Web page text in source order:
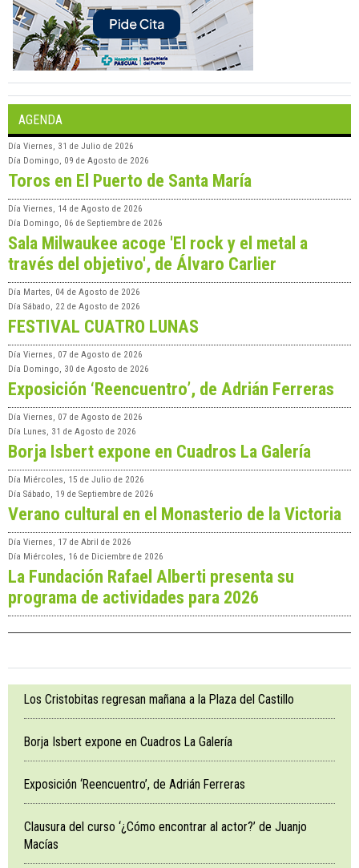
AGENDA
Día Viernes, 31 de Julio de 2026
Día Domingo, 09 de Agosto de 2026
Toros en El Puerto de Santa María
Día Viernes, 14 de Agosto de 2026
Día Domingo, 06 de Septiembre de 2026
Sala Milwaukee acoge 'El rock y el metal a
través del objetivo', de Álvaro Carlier
Día Martes, 04 de Agosto de 2026
Día Sábado, 22 de Agosto de 2026
FESTIVAL CUATRO LUNAS
Día Viernes, 07 de Agosto de 2026
Día Domingo, 30 de Agosto de 2026
Exposición ‘Reencuentro’, de Adrián Ferreras
Día Viernes, 07 de Agosto de 2026
Día Lunes, 31 de Agosto de 2026
Borja Isbert expone en Cuadros La Galería
Día Miércoles, 15 de Julio de 2026
Día Sábado, 19 de Septiembre de 2026
Verano cultural en el Monasterio de la Victoria
Día Viernes, 17 de Abril de 2026
Día Miércoles, 16 de Diciembre de 2026
La Fundación Rafael Alberti presenta su
programa de actividades para 2026
Los Cristobitas regresan mañana a la Plaza del Castillo
Borja Isbert expone en Cuadros La Galería
Exposición ‘Reencuentro’, de Adrián Ferreras
Clausura del curso ‘¿Cómo encontrar al actor?’ de Juanjo
Macías